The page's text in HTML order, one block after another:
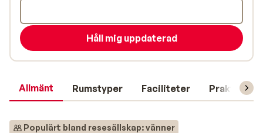
Allmänt Rumstyper Faciliteter Praktisk
Populärt bland resesällskap: vänner
Håll mig uppdaterad